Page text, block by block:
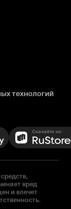
технологий
вред
и влечет